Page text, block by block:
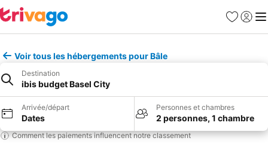
Favoris
Se
Voir tous les hébergements pour Bâle
Destination
ibis budget Basel City
Arrivée/départ
Dates
Personnes et chambres
2 personnes, 1 chambre
Comment les paiements influencent notre classement